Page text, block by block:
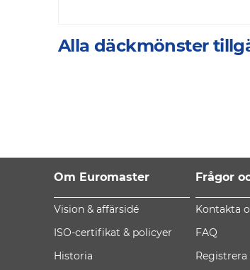
Alla däckmönster
Om Euromaster
Vision & affärsidé
ISO-certifikat & policyer
Historia
Frågor
Kontakta
FAQ